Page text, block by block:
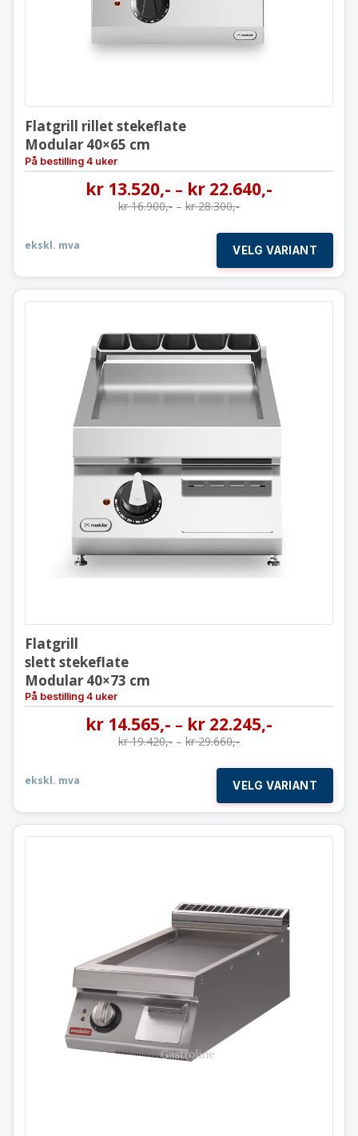
Flatgrill rillet stekeflate
Modular 40×65 cm
På bestilling 4 uker
kr 13.520,- – kr 22.640,-
kr16.900,- – kr28.300,-
ekskl. mva VELG VARIANT
Flatgrill
slett stekeflate
Flatgrill
slett stekeflate
Modular 40×73 cm
På bestilling 4 uker
kr 14.565,- – kr 22.245,-
kr19.420,- – kr29.660,-
ekskl. mva VELG VARIANT
Flatgrill
slett stekeflate
PRATIKA 40×73 cm
400V-3 fas